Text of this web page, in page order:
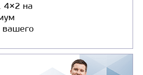
4×2 на
вашего